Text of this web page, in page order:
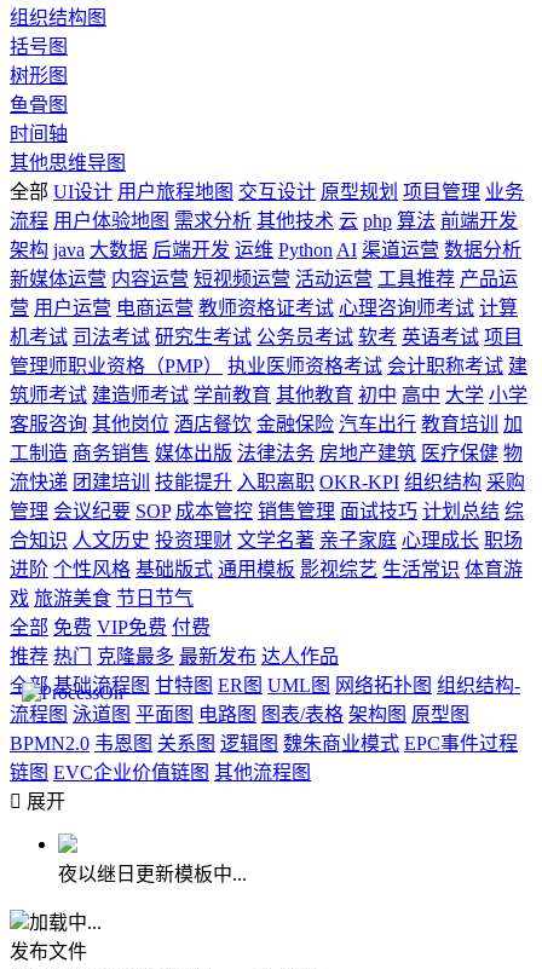
组织结构图
括号图
树形图
鱼骨图
时间轴
其他思维导图
全部 UI设计 用户旅程地图 交互设计 原型规划 项目管理 业务
流程 用户体验地图 需求分析 其他技术 云 php 算法 前端开发
架构 java 大数据 后端开发 运维 Python AI 渠道运营 数据分析
新媒体运营 内容运营 短视频运营 活动运营 工具推荐 产品运
营 用户运营 电商运营 教师资格证考试 心理咨询师考试 计算
机考试 司法考试 研究生考试 公务员考试 软考 英语考试 项目
管理师职业资格（PMP）
执业医师资格考试 会计职称考试 建
筑师考试 建造师考试 学前教育 其他教育 初中 高中 大学 小学
客服咨询 其他岗位 酒店餐饮 金融保险 汽车出行 教育培训
加
工制造 商务销售 媒体出版 法律法务 房地产建筑 医疗保健 物
流快递 团建培训 技能提升 入职离职 OKR-KPI 组织结构 采购
管理 会议纪要 SOP 成本管控 销售管理 面试技巧 计划总结 综
合知识 人文历史 投资理财 文学名著 亲子家庭 心理成长 职场
进阶 个性风格 基础版式 通用模板 影视综艺 生活常识 体育游
戏 旅游美食 节日节气
全部 免费 VIP免费 付费
推荐 热门 克隆最多 最新发布 达人作品
全部 基础流程图 甘特图 ER图 UML图 网络拓扑图 组织结构-
流程图 泳道图 平面图 电路图 图表/表格 架构图 原型图
BPMN2.0 韦恩图 关系图 逻辑图 魏朱商业模式 EPC事件过程
链图 EVC企业价值链图 其他流程图
 展开
夜以继日更新模板中...
加载中...
发布文件